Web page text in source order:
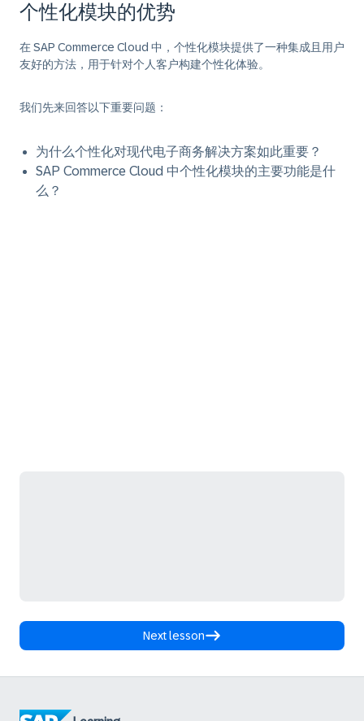
个性化模块的优势
在 SAP Commerce Cloud 中，个性化模块提供了一种集成且用户
友好的方法，用于针对个人客户构建个性化体验。
我们先来回答以下重要问题：
为什么个性化对现代电子商务解决方案如此重要？
SAP Commerce Cloud 中个性化模块的主要功能是什
么？
Next lesson